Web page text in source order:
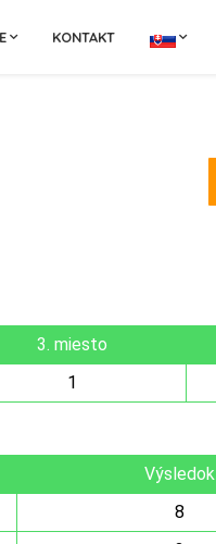
KONTAKT
3. miesto
1
Výsledok
8